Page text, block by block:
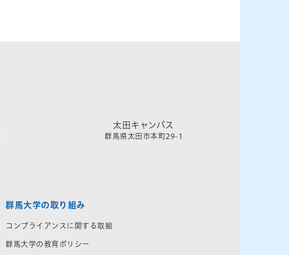
太田キャンパス
群馬県太田市本町29-1
群馬大学の取り組み
コンプライアンスに関する取組
群馬大学の教育ポリシー